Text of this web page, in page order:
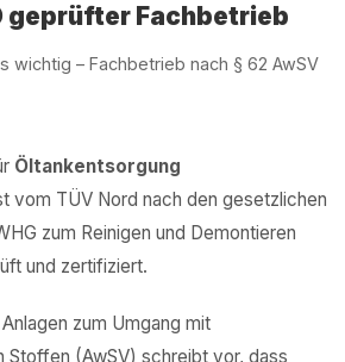
geprüfter Fachbetrieb
wichtig – Fachbetrieb nach § 62 AwSV
Öltankentsorgung
vom TÜV Nord nach den gesetzlichen
zum Reinigen und Demontieren
und zertifiziert.
zum Umgang mit
Stoffen (AwSV) schreibt vor, dass